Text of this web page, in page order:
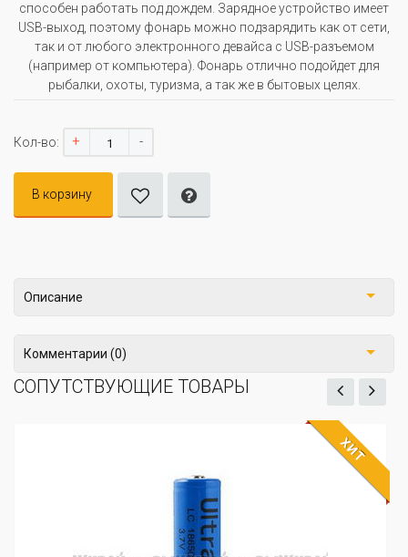
способен работать под дождем. Зарядное устройство имеет
USB-выход, поэтому фонарь можно подзарядить как от сети,
так и от любого электронного девайса c USB-разъемом
(например от компьютера). Фонарь отлично подойдет для
рыбалки, охоты, туризма, а так же в бытовых целях.
Кол-во: + -
В корзину
Описание
Комментарии (0)
СОПУТСТВУЮЩИЕ ТОВАРЫ
ХИТ